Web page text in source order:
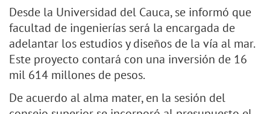
Desde la Universidad del Cauca, se informó que
facultad de ingenierías será la encargada de
adelantar los estudios y diseños de la vía al mar.
Este proyecto contará con una inversión de 16
mil 614 millones de pesos.
De acuerdo al alma mater, en la sesión del